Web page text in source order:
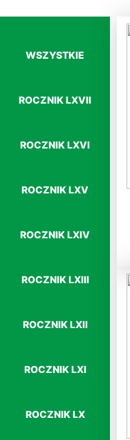
WSZYSTKIE
ROCZNIK LXVII
ROCZNIK LXVI
ROCZNIK LXV
ROCZNIK LXIV
ROCZNIK LXIII
ROCZNIK LXII
ROCZNIK LXI
ROCZNIK LX